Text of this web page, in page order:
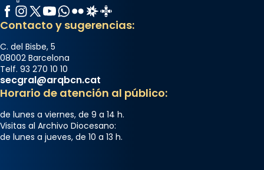
Facebook
Instagram
X / Twitter
YouTube
WhatsApp
FlickrRadio Estel
Catalunya Cristiana
Contacto y sugerencias:
C. del Bisbe, 5
08002 Barcelona
Telf. 93 270 10 10
secgral@arqbcn.cat
Horario de atención al público:
de lunes a viernes, de 9 a 14 h.
Visitas al Archivo Diocesano:
de lunes a jueves, de 10 a 13 h.